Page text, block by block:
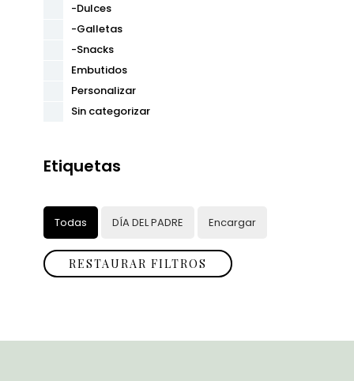
-Dulces
-Galletas
-Snacks
Embutidos
Personalizar
Sin categorizar
Etiquetas
Todas DÍA DEL PADRE Encargar
RESTAURAR FILTROS